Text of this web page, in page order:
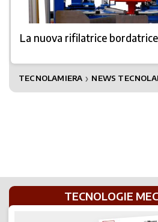
La nuova rifilatrice
TECNOLAMIERA ❯ NEWS
TECNOLOGIE